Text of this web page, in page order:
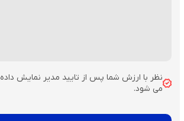
نظر با ارزش شما پس از تایید مدیر نمایش داده
می شود.